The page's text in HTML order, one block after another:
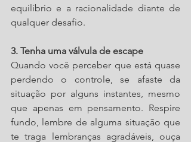
equilíbrio e a racionalidade diante de
qualquer desafio.
3. Tenha uma válvula de escape
Quando você perceber que está quase
perdendo o controle, se afaste da
situação por alguns instantes, mesmo
que apenas em pensamento. Respire
fundo, lembre de alguma situação que
te traga lembranças agradáveis, ouça